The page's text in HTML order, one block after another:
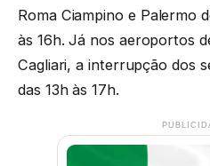
Roma Ciampino e Palermo
às 16h. Já nos aeroportos
Cagliari, a interrupção dos
das 13h às 17h.